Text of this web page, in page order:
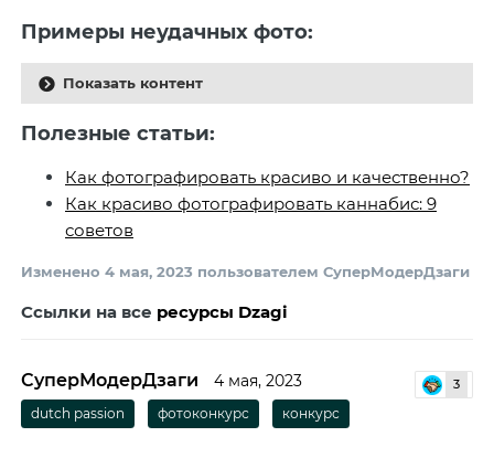
Примеры неудачных фото:
Показать контент
Полезные статьи:
Как фотографировать красиво и качественно?
Как красиво фотографировать каннабис: 9
советов
Изменено 4 мая, 2023 пользователем СуперМодерДзаги
Ссылки на все ресурсы Dzagi
СуперМодерДзаги 4 мая, 2023 3
dutch passion фотоконкурс конкурс